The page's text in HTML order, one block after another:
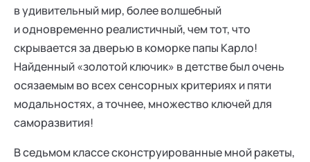
в удивительный мир, более волшебный
и одновременно реалистичный, чем тот, что
скрывается за дверью в коморке папы Карло!
Найденный «золотой ключик» в детстве был очень
осязаемым во всех сенсорных критериях и пяти
модальностях, а точнее, множество ключей для
саморазвития!
В седьмом классе сконструированные мной ракеты,